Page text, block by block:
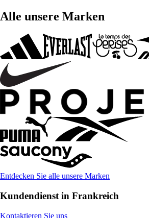
Alle unsere Marken
Entdecken Sie alle unsere Marken
Kundendienst in Frankreich
Kontaktieren Sie uns